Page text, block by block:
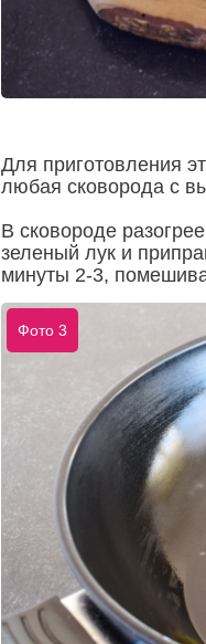
Для приготовления
любая сковорода с
В сковороде
зеленый лук и
минуты 2-3,
Фото 3